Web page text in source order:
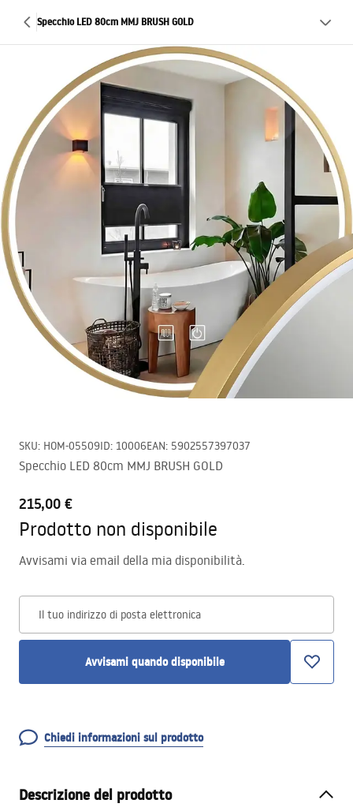
Specchio LED 80cm MMJ BRUSH GOLD
SKU: HOM-05509ID: 10006EAN: 5902557397037
Specchio LED 80cm MMJ BRUSH GOLD
215,00 €
Prodotto non disponibile
Avvisami via email della mia disponibilità.
Il tuo indirizzo di posta elettronica
Avvisami quando disponibile
Chiedi informazioni sul prodotto
Descrizione del prodotto